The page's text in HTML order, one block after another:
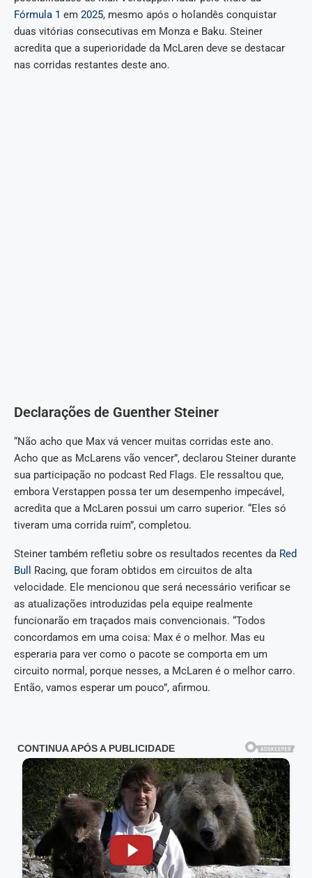
Fórmula 1 em 2025, mesmo após o holandês conquistar
duas vitórias consecutivas em Monza e Baku. Steiner
acredita que a superioridade da McLaren deve se destacar
nas corridas restantes deste ano.
Declarações de Guenther Steiner
“Não acho que Max vá vencer muitas corridas este ano.
Acho que as McLarens vão vencer”, declarou Steiner durante
sua participação no podcast Red Flags. Ele ressaltou que,
embora Verstappen possa ter um desempenho impecável,
acredita que a McLaren possui um carro superior. “Eles só
tiveram uma corrida ruim”, completou.
Steiner também refletiu sobre os resultados recentes da Red
Bull
Racing, que foram obtidos em circuitos de alta
velocidade. Ele mencionou que será necessário verificar se
as atualizações introduzidas pela equipe realmente
funcionarão em traçados mais convencionais. “Todos
concordamos em uma coisa: Max é o melhor. Mas eu
esperaria para ver como o pacote se comporta em um
circuito normal, porque nesses, a McLaren é o melhor carro.
Então, vamos esperar um pouco”, afirmou.